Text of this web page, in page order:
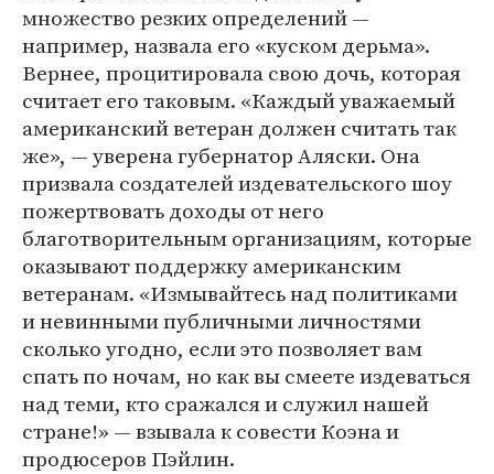
множество резких определений —
например, назвала его «куском дерьма».
Вернее, процитировала свою дочь, которая
считает его таковым. «Каждый уважаемый
американский ветеран должен считать так
же», — уверена губернатор Аляски. Она
призвала создателей издевательского шоу
пожертвовать доходы от него
благотворительным организациям, которые
оказывают поддержку американским
ветеранам. «Измывайтесь над политиками
и невинными публичными личностями
сколько угодно, если это позволяет вам
спать по ночам, но как вы смеете издеваться
над теми, кто сражался и служил нашей
стране!» — взывала к совести Коэна и
продюсеров Пэйлин.